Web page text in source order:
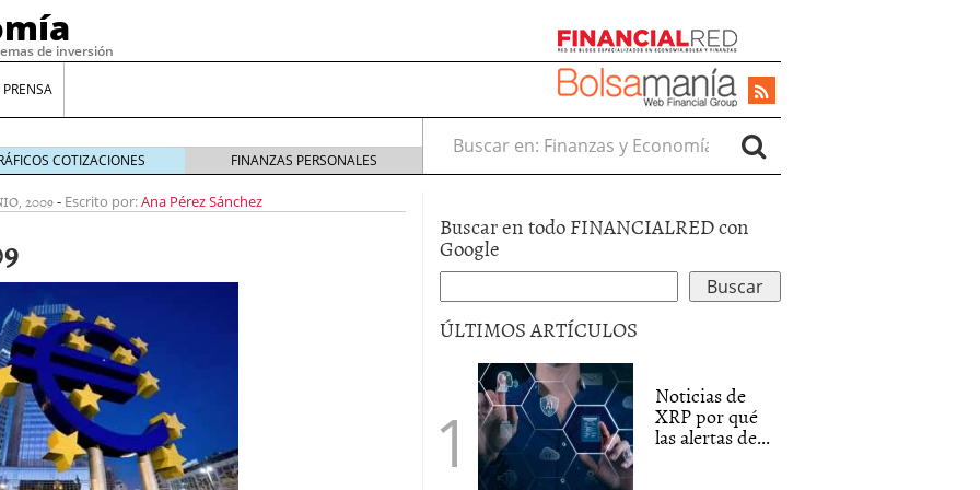
de inversión
¿Por qué el Préstamo Promotor privado
12 de diciembre de 2025
aprovechar esta opción para gestionar tus
de 2025
es una decisión financiera: cómo anticiparte
COTIZACIONES FINANZAS PERSONALES
Buscar en:
2009- Escrito por:Ana Pérez Sánchez
Buscar en todo FINANCIALRED con
Google
ÚLTIMOS ARTÍCULOS
Noticias de
XRP por qué
las alertas de...